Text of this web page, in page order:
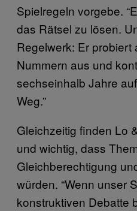
Spielregeln vorgebe.
das Rätsel zu lösen.
Regelwerk: Er probiert
Nummern aus und
sechseinhalb Jahre
Weg.”
Gleichzeitig finden Lo
und wichtig, dass
Gleichberechtigung
würden. “Wenn unser
konstruktiven Debatte